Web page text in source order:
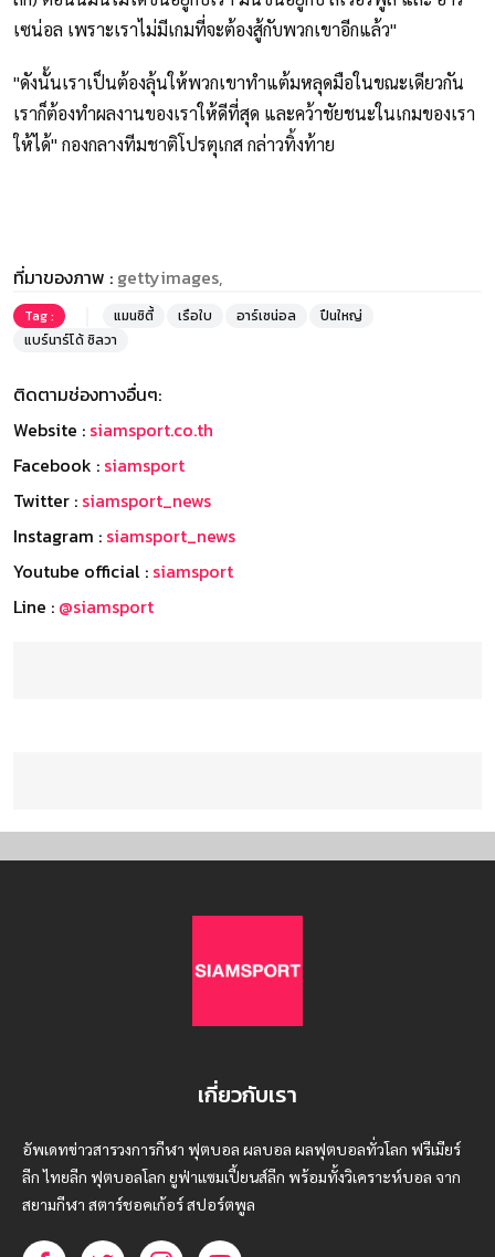
เซน่อล เพราะเราไม่มีเกมที่จะต้องสู้กับพวกเขาอีกแล้ว"
"ดังนั้นเราเป็นต้องลุ้นให้พวกเขาทำแต้มหลุดมือในขณะเดียวกัน
เราก็ต้องทำผลงานของเราให้ดีที่สุด และคว้าชัยชนะในเกมของเรา
ให้ได้" กองกลางทีมชาติโปรตุเกส กล่าวทิ้งท้าย
ที่มาของภาพ : gettyimages,
Tag : แมนซิตี้ เรือใบ อาร์เซน่อล
ปืนใหญ่
แบร์นาร์โด้ ซิลวา
ติดตามช่องทางอื่นๆ:
Website : siamsport.co.th
Facebook : siamsport
Twitter : siamsport_news
Instagram : siamsport_news
Youtube official : siamsport
Line : @siamsport
เกี่ยวกับเรา
อัพเดทข่าวสารวงการกีฬา ฟุตบอล ผลบอล ผลฟุตบอลทั่วโลก ฟรีเมียร์
ลีก ไทยลีก ฟุตบอลโลก ยูฟ่าแซมเปี้ยนส์ลีก พร้อมทั้งวิเคราะห์บอล จาก
สยามกีฬา สตาร์ชอคเก้อร์ สปอร์ตพูล